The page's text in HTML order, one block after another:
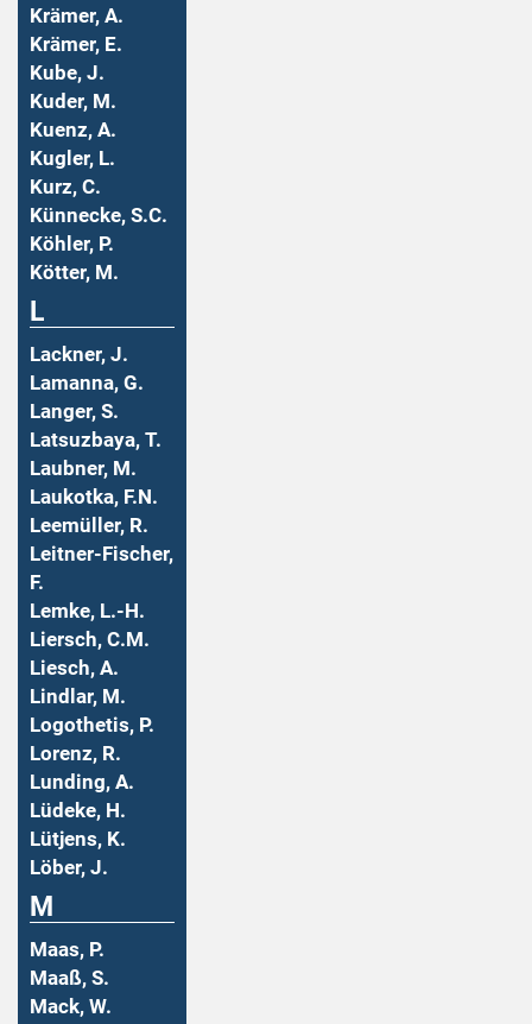
Krämer, A.
Krämer, E.
Kube, J.
Kuder, M.
Kuenz, A.
Kugler, L.
Kurz, C.
Künnecke, S.C.
Köhler, P.
Kötter, M.
L
Lackner, J.
Lamanna, G.
Langer, S.
Latsuzbaya, T.
Laubner, M.
Laukotka, F.N.
Leemüller, R.
Leitner-Fischer,
F.
Lemke, L.-H.
Liersch, C.M.
Liesch, A.
Lindlar, M.
Logothetis, P.
Lorenz, R.
Lunding, A.
Lüdeke, H.
Lütjens, K.
Löber, J.
M
Maas, P.
Maaß, S.
Mack, W.